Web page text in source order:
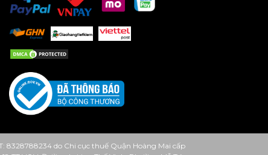
8328788234 do Chi cục thuế Quận Hoàng Mai cấp